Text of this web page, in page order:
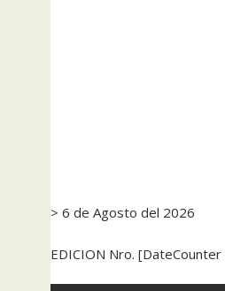
> 6 de Agosto del 2026
EDICION Nro.